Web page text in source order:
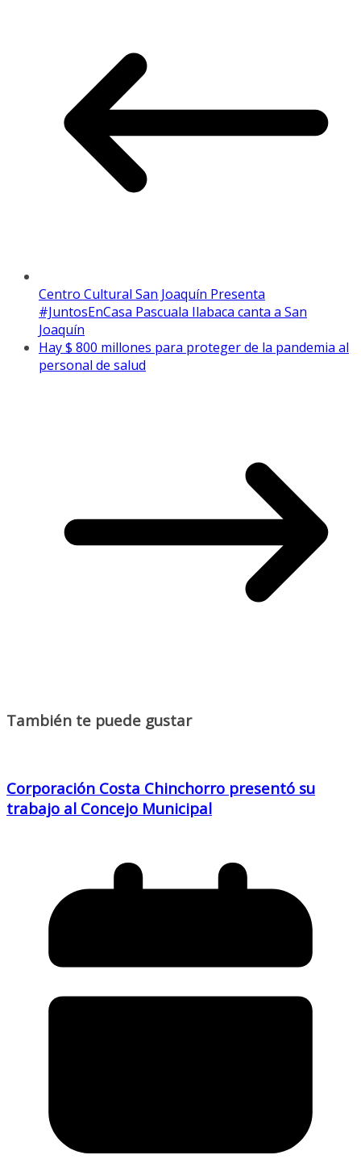
Centro Cultural San Joaquín Presenta
#JuntosEnCasa Pascuala Ilabaca canta a San
Joaquín
Hay $ 800 millones para proteger de la pandemia al
personal de salud
También te puede gustar
Corporación Costa Chinchorro presentó su
trabajo al Concejo Municipal